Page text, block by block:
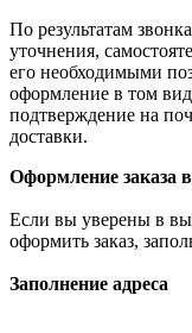
По результатам
уточнения,
его необходимыми
оформление в том
подтверждение на
доставки.
Оформление заказа
Если вы уверены в
оформить заказ,
Заполнение адреса